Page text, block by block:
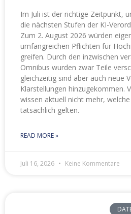
Im Juli ist der richtige Zeitpunkt,
die nächsten Stufen der KI-
Zum 2. August 2026 würden
umfangreichen Pflichten für
greifen. Durch den inzwischen
Omnibus wurden zwar Teile
gleichzeitig sind aber auch neue
Klarstellungen hinzugekommen.
wissen aktuell nicht mehr,
tatsächlich gelten.
READ MORE »
Juli 16, 2026 Keine Kommentare